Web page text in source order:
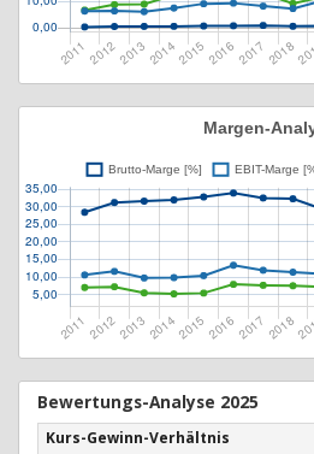
Bewertungs-Analyse 2025
Kurs-Gewinn-Verhältnis